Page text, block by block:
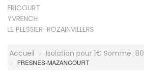
FRICOURT
YVRENCH
LE PLESSIER-ROZAINVILLERS
Accueil Isolation pour 1€ Somme-80
FRESNES-MAZANCOURT